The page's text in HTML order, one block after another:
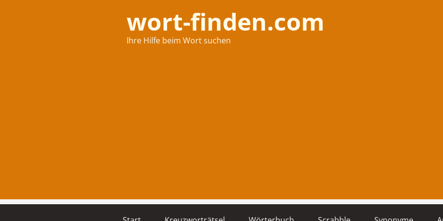
wort-finden.com
Ihre Hilfe beim Wort suchen